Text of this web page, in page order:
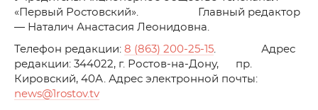
«Первый Ростовский». Главный редактор
— Наталич Анастасия Леонидовна.
Телефон редакции: 8 (863) 200-25-15. Адрес
редакции: 344022, г. Ростов-на-Дону, пр.
Кировский, 40А. Адрес электронной почты:
news@1rostov.tv